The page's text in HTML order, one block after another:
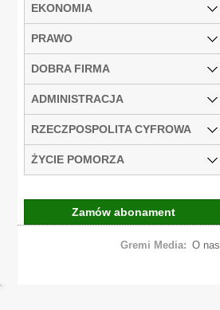
EKONOMIA
PRAWO
DOBRA FIRMA
ADMINISTRACJA
RZECZPOSPOLITA CYFROWA
ŻYCIE POMORZA
Zamów abonament
Gremi Media: O nas